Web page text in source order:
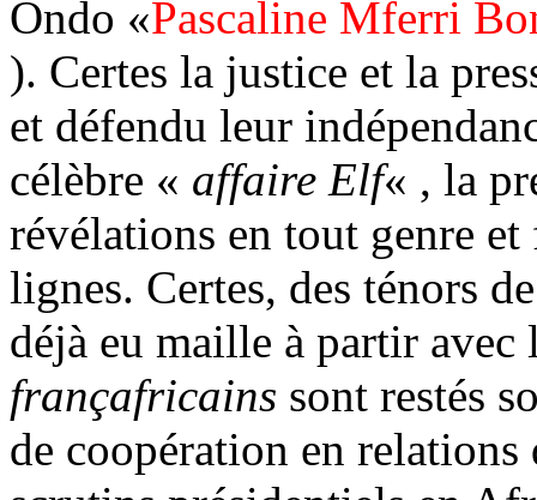
Ondo «Pascaline Mferri
). Certes la justice et la
et défendu leur
célèbre « affaire Elf« , la
révélations en tout genre
lignes. Certes, des ténors
déjà eu maille à partir avec
françafricains sont restés
de coopération en relations